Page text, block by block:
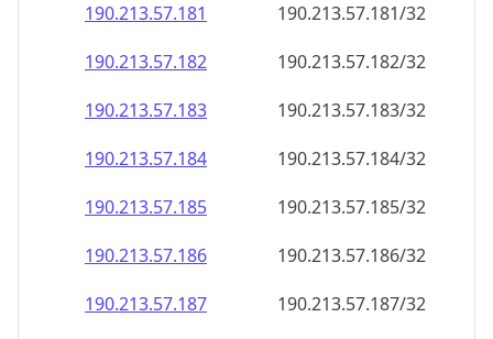
190.213.57.181
190.213.57.181/32
190.213.57.182
190.213.57.182/32
190.213.57.183
190.213.57.183/32
190.213.57.184
190.213.57.184/32
190.213.57.185
190.213.57.185/32
190.213.57.186
190.213.57.186/32
190.213.57.187
190.213.57.187/32